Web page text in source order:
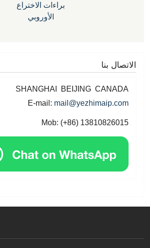
براءات الاختراع
SHANGHAI BEIJING
E-mail:
Mob: (+86)